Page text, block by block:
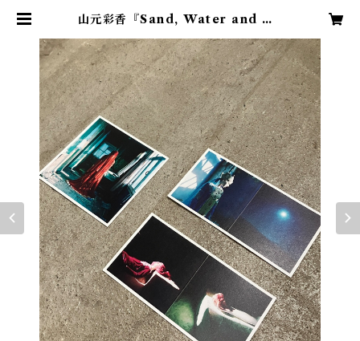
山元彩香『Sand, Water and Du
セット（スクエア・長方形赤と青）
| LIBRIS KOBACO